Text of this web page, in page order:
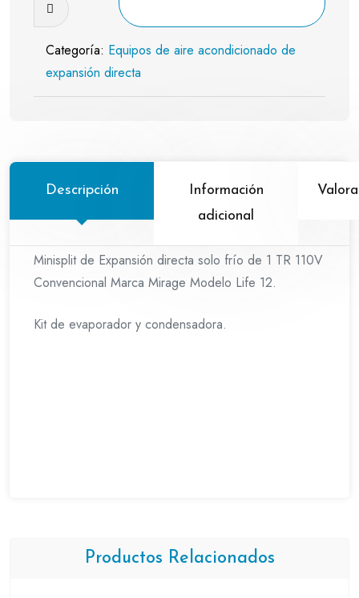
expansión
convencional
solo
frio
110V
Mirage
Categoría: Equipos de aire acondicionado de
expansión directa
Descripción
Información
adicional
Minisplit de Expansión directa solo frío de 1 TR 110V
Convencional Marca Mirage Modelo Life 12.
Kit de evaporador y condensadora.
Productos Relacionados